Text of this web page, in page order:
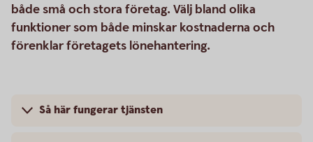
både små och stora företag. Välj bland olika
funktioner som både minskar kostnaderna och
förenklar företagets lönehantering.
Så här fungerar tjänsten